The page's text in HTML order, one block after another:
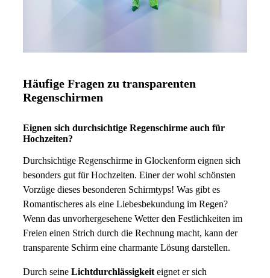
Häufige Fragen zu transparenten
Regenschirmen
Eignen sich durchsichtige Regenschirme auch für
Hochzeiten?
Durchsichtige Regenschirme in Glockenform eignen sich
besonders gut für Hochzeiten. Einer der wohl schönsten
Vorzüge dieses besonderen Schirmtyps! Was gibt es
Romantischeres als eine Liebesbekundung im Regen?
Wenn das unvorhergesehene Wetter den Festlichkeiten im
Freien einen Strich durch die Rechnung macht, kann der
transparente Schirm eine charmante Lösung darstellen.
Durch seine Lichtdurchlässigkeit eignet er sich